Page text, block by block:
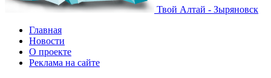
Твой Алтай - Зыряновск
Главная
Новости
О проекте
Реклама на сайте